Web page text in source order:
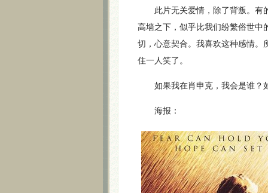
此片无关爱情，除了背叛。有
高墙之下，似乎比我们纷繁俗世中
切，心意契合。我喜欢这种感情。
住一人笑了。
如果我在肖申克，我会是谁？
海报：